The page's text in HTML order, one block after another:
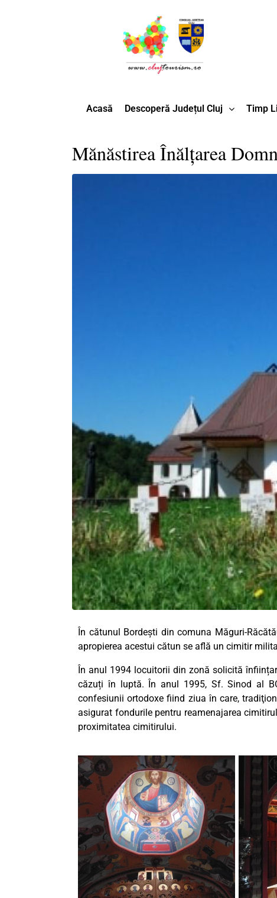
Acasă Descoperă Județul Cluj Timp
Mănăstirea Înălţarea
În cătunul Bordești din comuna Măguri-
apropierea acestui cătun se află un cimitir
În anul 1994 locuitorii din zonă solicită
căzuți în luptă. În anul 1995, Sf. Sinod al
confesiunii ortodoxe fiind ziua în care,
asigurat fondurile pentru reamenajarea
proximitatea cimitirului.